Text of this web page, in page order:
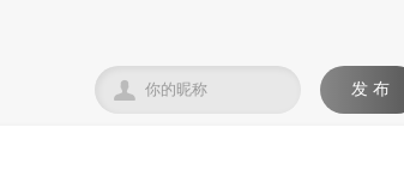
发 布
